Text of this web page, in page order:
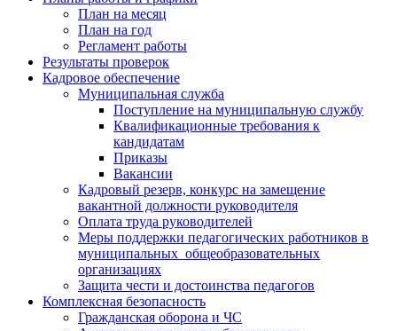
План на месяц
План на год
Регламент работы
Результаты проверок
Кадровое обеспечение
Муниципальная служба
Поступление на муниципальную службу
Квалификационные требования к
кандидатам
Приказы
Вакансии
Кадровый резерв, конкурс на замещение
вакантной должности руководителя
Оплата труда руководителей
Меры поддержки педагогических работников в
муниципальных общеобразовательных
организациях
Защита чести и достоинства педагогов
Комплексная безопасность
Гражданская оборона и ЧС